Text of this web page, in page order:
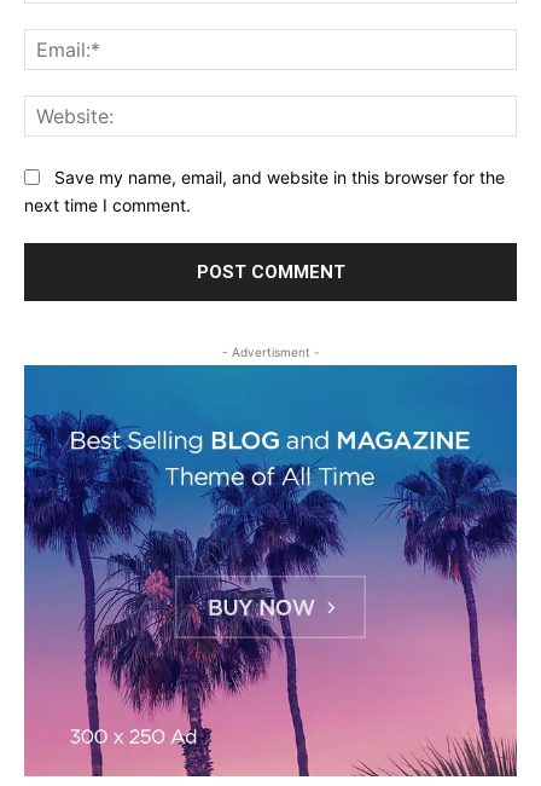
Save my name, email, and website in this browser for the
next time I comment.
- Advertisment -